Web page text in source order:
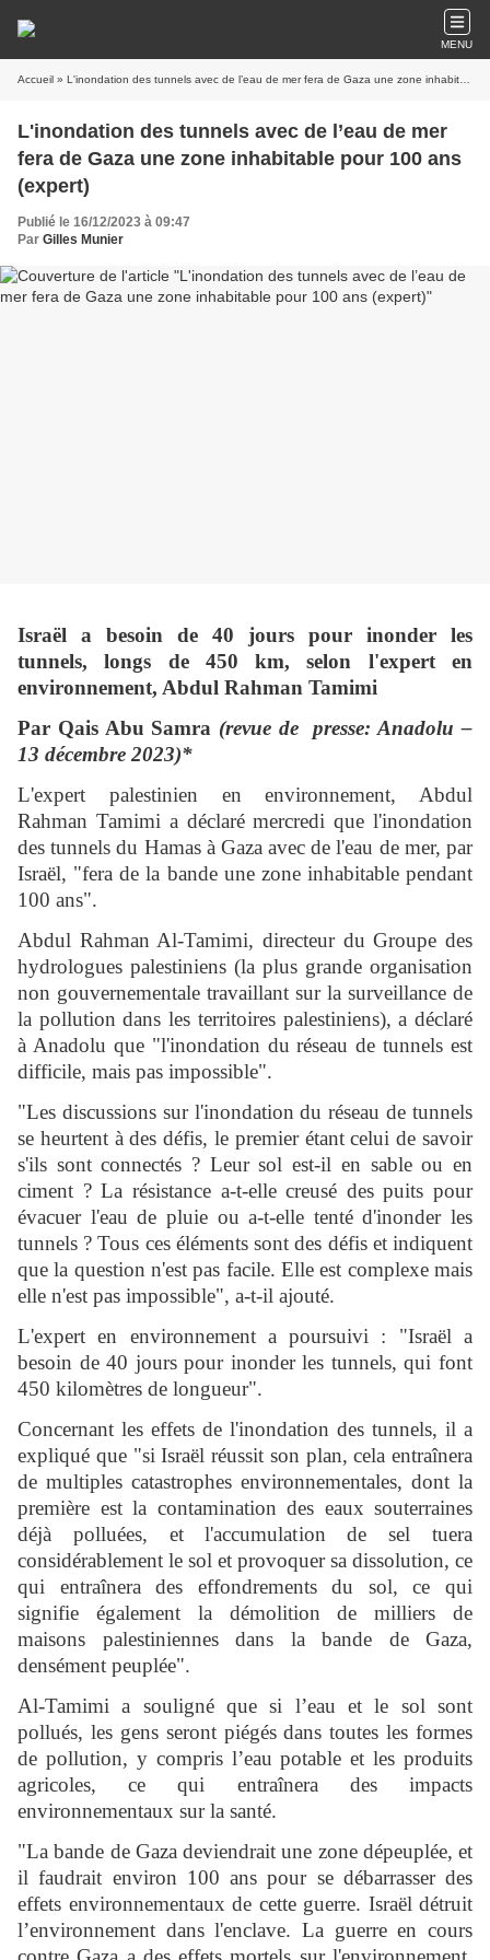
MENU
Accueil » L'inondation des tunnels avec de l’eau de mer fera de Gaza une zone inhabitable pour 100 ans (expert)
L'inondation des tunnels avec de l’eau de mer
fera de Gaza une zone inhabitable pour 100 ans
(expert)
Publié le 16/12/2023 à 09:47
Par Gilles Munier
Israël a besoin de 40 jours pour inonder les
tunnels, longs de 450 km, selon l'expert en
environnement, Abdul Rahman Tamimi
Par Qais Abu Samra (revue de presse: Anadolu –
13 décembre 2023)*
L'expert palestinien en environnement, Abdul
Rahman Tamimi a déclaré mercredi que l'inondation
des tunnels du Hamas à Gaza avec de l'eau de mer, par
Israël, "fera de la bande une zone inhabitable pendant
100 ans".
Abdul Rahman Al-Tamimi, directeur du Groupe des
hydrologues palestiniens (la plus grande organisation
non gouvernementale travaillant sur la surveillance de
la pollution dans les territoires palestiniens), a déclaré
à Anadolu que "l'inondation du réseau de tunnels est
difficile, mais pas impossible".
"Les discussions sur l'inondation du réseau de tunnels
se heurtent à des défis, le premier étant celui de savoir
s'ils sont connectés ? Leur sol est-il en sable ou en
ciment ? La résistance a-t-elle creusé des puits pour
évacuer l'eau de pluie ou a-t-elle tenté d'inonder les
tunnels ? Tous ces éléments sont des défis et indiquent
que la question n'est pas facile. Elle est complexe mais
elle n'est pas impossible", a-t-il ajouté.
L'expert en environnement a poursuivi : "Israël a
besoin de 40 jours pour inonder les tunnels, qui font
450 kilomètres de longueur".
Concernant les effets de l'inondation des tunnels, il a
expliqué que "si Israël réussit son plan, cela entraînera
de multiples catastrophes environnementales, dont la
première est la contamination des eaux souterraines
déjà polluées, et l'accumulation de sel tuera
considérablement le sol et provoquer sa dissolution, ce
qui entraînera des effondrements du sol, ce qui
signifie également la démolition de milliers de
maisons palestiniennes dans la bande de Gaza,
densément peuplée".
Al-Tamimi a souligné que si l’eau et le sol sont
pollués, les gens seront piégés dans toutes les formes
de pollution, y compris l’eau potable et les produits
agricoles, ce qui entraînera des impacts
environnementaux sur la santé.
"La bande de Gaza deviendrait une zone dépeuplée, et
il faudrait environ 100 ans pour se débarrasser des
effets environnementaux de cette guerre. Israël détruit
l’environnement dans l'enclave. La guerre en cours